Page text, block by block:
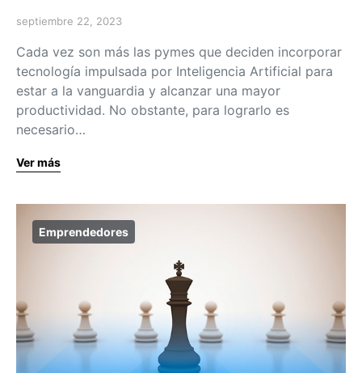
septiembre 22, 2023
Cada vez son más las pymes que deciden incorporar
tecnología impulsada por Inteligencia Artificial para
estar a la vanguardia y alcanzar una mayor
productividad. No obstante, para lograrlo es
necesario…
Ver más
Emprendedores